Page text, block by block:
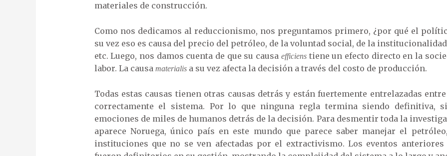
materiales de construcción.
Como nos dedicamos al reduccionismo, nos preguntamos primero, ¿por qué el
su vez eso es causa del precio del petróleo, de la voluntad social, de la
etc. Luego, nos damos cuenta de que su causa efficienstiene un efecto directo en la
labor. La causa materialisa su vez afecta la decisión a través del costo de producción.
Todas estas causas tienen otras causas detrás y están fuertemente entrelazadas
correctamente el sistema. Por lo que ninguna regla termina siendo definitiva,
emociones de miles de humanos detrás de la decisión. Para desmentir toda la
aparece Noruega, único país en este mundo que parece saber manejar el
instituciones que no se ven afectadas por el extractivismo. Los eventos